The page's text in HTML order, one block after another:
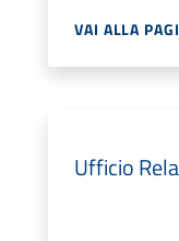
VAI ALLA
Ufficio